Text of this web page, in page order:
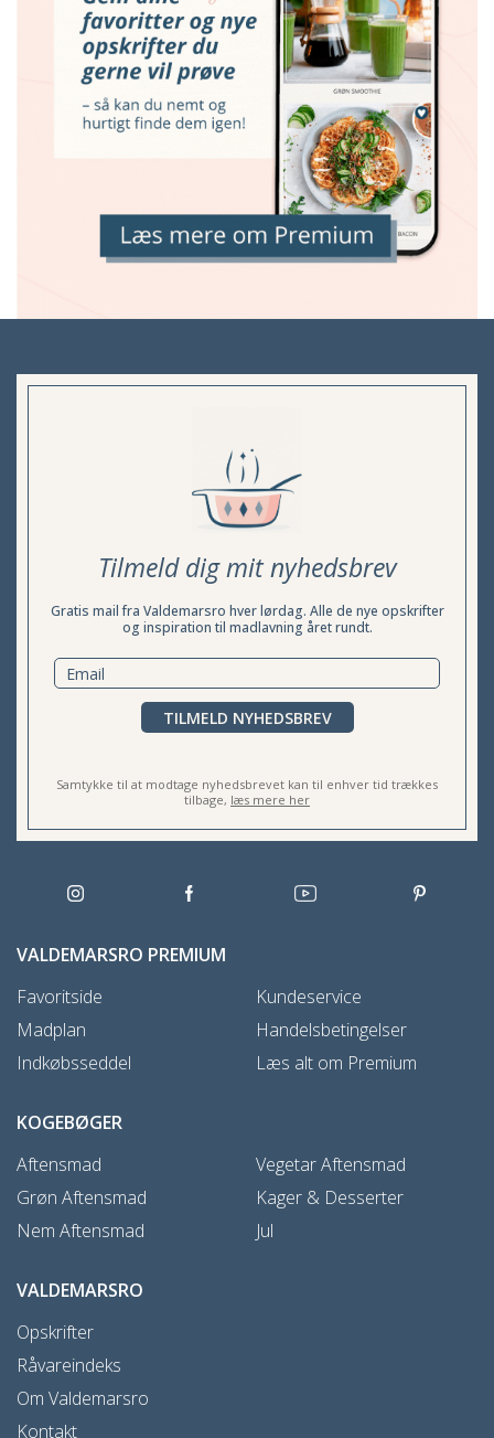
Tilmeld dig mit nyhedsbrev
Gratis mail fra Valdemarsro hver lørdag. Alle de nye opskrifter
og inspiration til madlavning året rundt.
TILMELD NYHEDSBREV
Samtykke til at modtage nyhedsbrevet kan til enhver tid trækkes
tilbage, læs mere her
VALDEMARSRO PREMIUM
Favoritside
Madplan
Indkøbsseddel
Kundeservice
Handelsbetingelser
Læs alt om Premium
KOGEBØGER
Aftensmad
Grøn Aftensmad
Nem Aftensmad
Vegetar Aftensmad
Kager & Desserter
Jul
VALDEMARSRO
Opskrifter
Råvareindeks
Om Valdemarsro
Kontakt